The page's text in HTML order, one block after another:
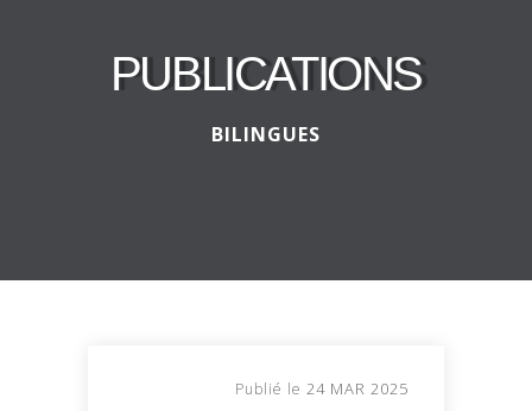
PUBLICATIONS
BILINGUES
Publié le 24 MAR 2025